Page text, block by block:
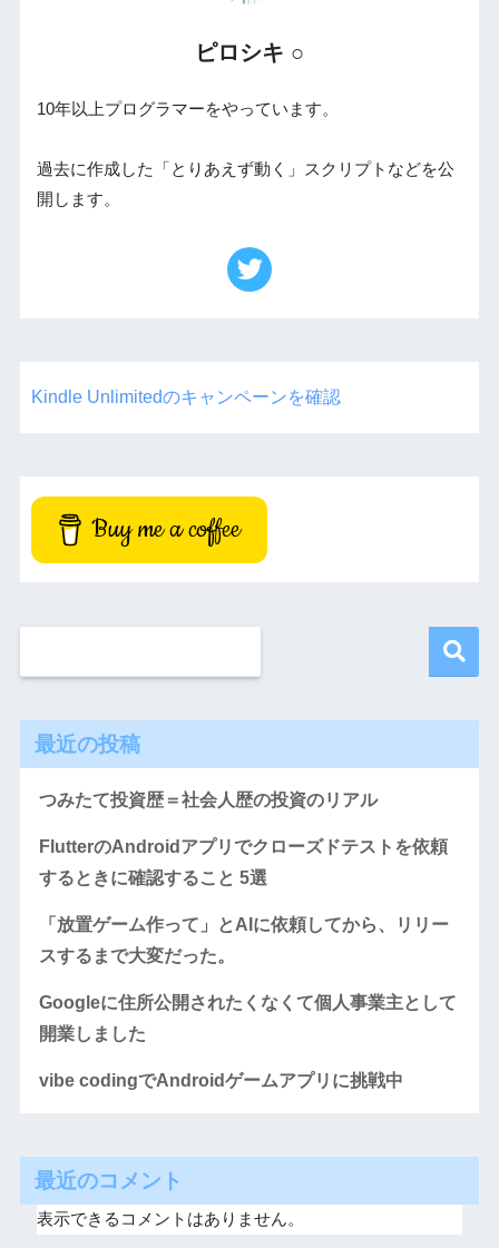
ピロシキ ○
10年以上プログラマーをやっています。
過去に作成した「とりあえず動く」スクリプトなどを公
開します。
Kindle Unlimitedのキャンペーンを確認
Buy me a coffee
最近の投稿
つみたて投資歴＝社会人歴の投資のリアル
FlutterのAndroidアプリでクローズドテストを依頼
するときに確認すること 5選
「放置ゲーム作って」とAIに依頼してから、リリー
スするまで大変だった。
Googleに住所公開されたくなくて個人事業主として
開業しました
vibe codingでAndroidゲームアプリに挑戦中
最近のコメント
表示できるコメントはありません。